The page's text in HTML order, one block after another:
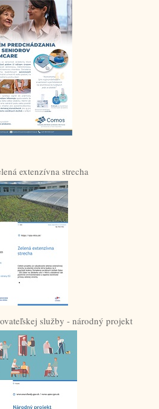
extenzívna strecha
služby - národný projekt